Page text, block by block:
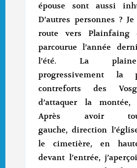
épouse sont aussi
D’autres personnes ?
route vers Plainfaing
parcourue l’année
l’été. La
progressivement la
contreforts des
d’attaquer la montée,
Après avoir
gauche, direction
le cimetière, en
devant l’entrée,